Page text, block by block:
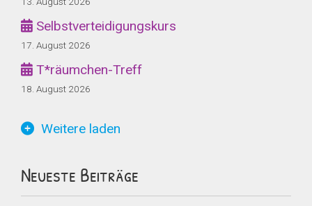
Selbstverteidigungskurs
17. August 2026
T*räumchen-Treff
18. August 2026
Weitere laden
Neueste Beiträge